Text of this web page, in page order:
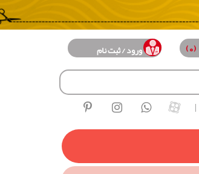
(0) ورود / ثبت نام
|